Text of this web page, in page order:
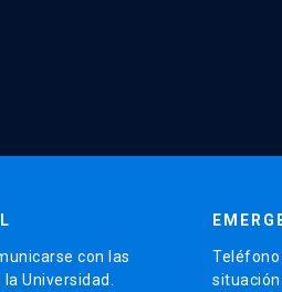
con las
Universidad.
Teléfono